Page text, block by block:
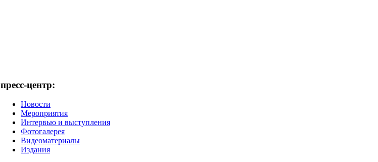
пресс-центр:
Новости
Мероприятия
Интервью и выступления
Фотогалерея
Видеоматериалы
Издания